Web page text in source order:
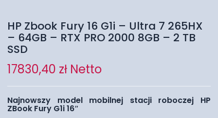
HP Zbook Fury 16 G1i – Ultra 7 265HX
– 64GB – RTX PRO 2000 8GB – 2 TB
SSD
17830,40 zł Netto
Najnowszy model mobilnej stacji roboczej HP
ZBook Fury G1i 16″